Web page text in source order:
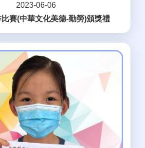
2023-06-06
賽(中華文化美德-勤勞)頒獎禮